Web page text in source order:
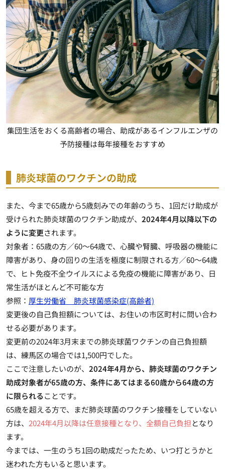
集団生活をおくる高齢者の場合、助成があるインフルエンザの
予防接種は毎年接種をおすすめ
肺炎球菌のワクチンの助成
また、今まで65歳から5歳刻みでの年齢のうち、1回だけ助成が
受けられた肺炎球菌のワクチン助成が、 2024年4月以降以下の
ように変更されます。
対象者：65歳の方／60～64歳で、心臓や腎臓、呼吸器の機能に
障害があり、身の回りの生活を極度に制限される方／60～64歳
で、ヒト免疫不全ウイルスによる免疫の機能に障害があり、日
常生活がほとんど不可能な方
参照： 厚生労働省 肺炎球菌感染症(高齢者)
変更後の自己負担額については、お住いの市区町村に問い合わ
せる必要があります。
変更前の2024年3月末までの肺炎球菌ワクチンの自己負担額
は、練馬区の場合では1,500円でした。
ここで注意したいのが、 2024年4月から、肺炎球菌のワクチン
助成対象者が65歳の方、条件にあてはまる60歳から64歳の方
に限られることです。
65歳を超える方で、まだ肺炎球菌のワクチン接種をしていない
方は、 2024年4月以降は任意接種となり、全額自己負担となり
ます。
今までは、一生のうち1回の助成だったため、いつ打とうかと
迷われた方もいると思います。